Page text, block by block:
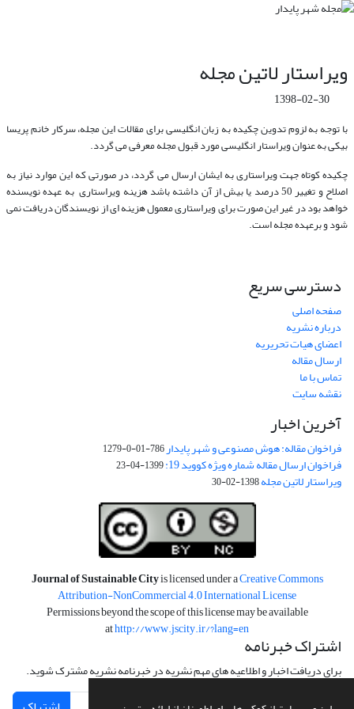
ویراستار لاتین مجله
1398-02-30
با توجه به لزوم تدوین چکیده به زبان انگلیسی برای مقالات این مجله، سرکار خانم پریسا
بیکی به عنوان ویراستار انگلیسی مورد قبول مجله معرفی می گردد.
چکیده کوتاه جهت ویراستاری به ایشان ارسال می گردد، در صورتی که این موارد نیاز به
اصلاح و تغییر 50 درصد یا بیش از آن داشته باشد هزینه ویراستاری به عهده نویسنده
خواهد بود در غیر این صورت برای ویراستاری معمول هزینه ای از نویسندگان دریافت نمی
شود و برعهده مجله است.
دسترسی سریع
صفحه اصلی
درباره نشریه
اعضای هیات تحریریه
ارسال مقاله
تماس با ما
نقشه سایت
آخرین اخبار
فراخوان مقاله: هوش مصنوعی و شهر پایدار786-01-0-1279
فراخوان ارسال مقاله شماره ویژه کووید 19: 1399-04-23
ویراستار لاتین مجله1398-02-30
Journal of Sustainable Cityis licensed under aCreative Commons
Attribution-NonCommercial 4.0 International License
Permissions beyond the scope of this license may be available
athttp://www.jscity.ir/?lang=en
اشتراک خبرنامه
برای دریافت اخبار و اطلاعیه های مهم نشریه در خبرنامه نشریه مشترک شوید.